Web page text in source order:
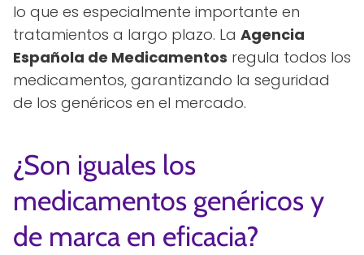
lo que es especialmente importante en
tratamientos a largo plazo. La Agencia
Española de Medicamentos regula todos los
medicamentos, garantizando la seguridad
de los genéricos en el mercado.
¿Son iguales los
medicamentos genéricos y
de marca en eficacia?